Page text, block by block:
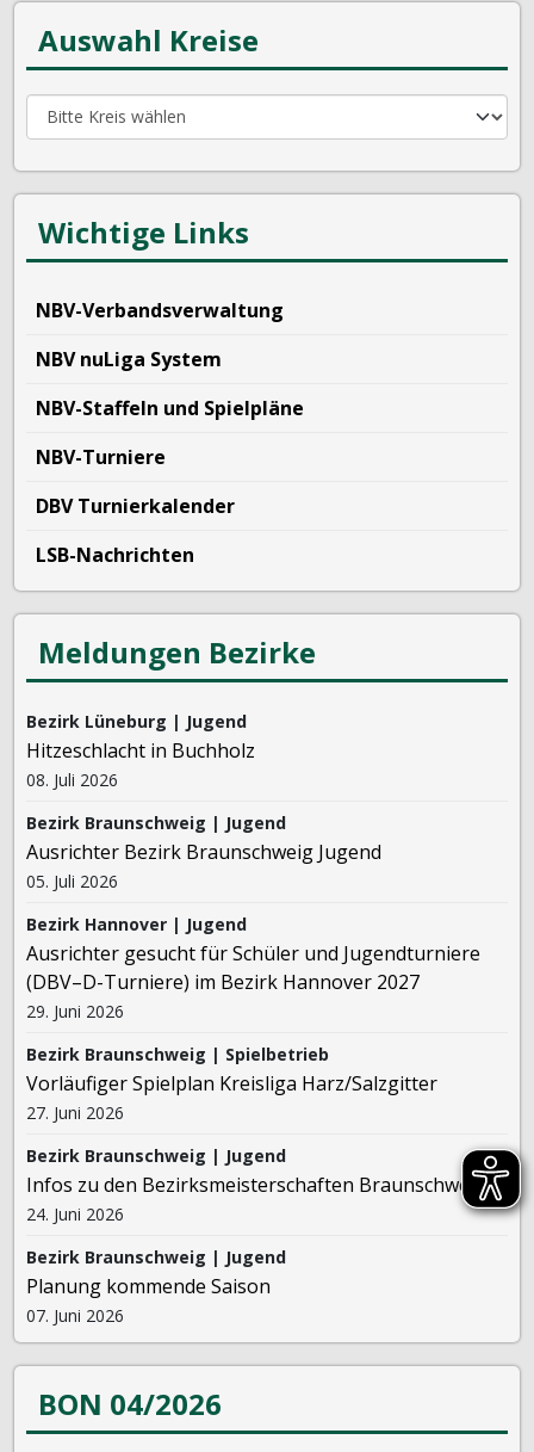
Auswahl Kreise
Wichtige Links
NBV-Verbandsverwaltung
NBV nuLiga System
NBV-Staffeln und Spielpläne
NBV-Turniere
DBV Turnierkalender
LSB-Nachrichten
Meldungen Bezirke
Bezirk Lüneburg | Jugend
Hitzeschlacht in Buchholz
08. Juli 2026
Bezirk Braunschweig | Jugend
Ausrichter Bezirk Braunschweig Jugend
05. Juli 2026
Bezirk Hannover | Jugend
Ausrichter gesucht für Schüler und Jugendturniere
(DBV–D-Turniere) im Bezirk Hannover 2027
29. Juni 2026
Bezirk Braunschweig | Spielbetrieb
Vorläufiger Spielplan Kreisliga Harz/Salzgitter
27. Juni 2026
Bezirk Braunschweig | Jugend
Infos zu den Bezirksmeisterschaften Braunschweig
24. Juni 2026
Bezirk Braunschweig | Jugend
Planung kommende Saison
07. Juni 2026
BON 04/2026